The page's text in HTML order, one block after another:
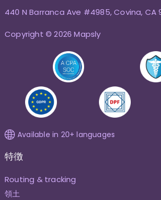
440 N Barranca Ave #4985, Covina, CA
Copyright © 2026 Mapsly
Available in 20+ languages
特徴
Routing & tracking
領土